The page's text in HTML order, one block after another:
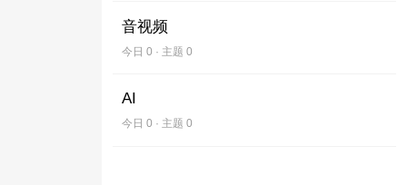
音视频
今日 0 · 主题 0
AI
今日 0 · 主题 0